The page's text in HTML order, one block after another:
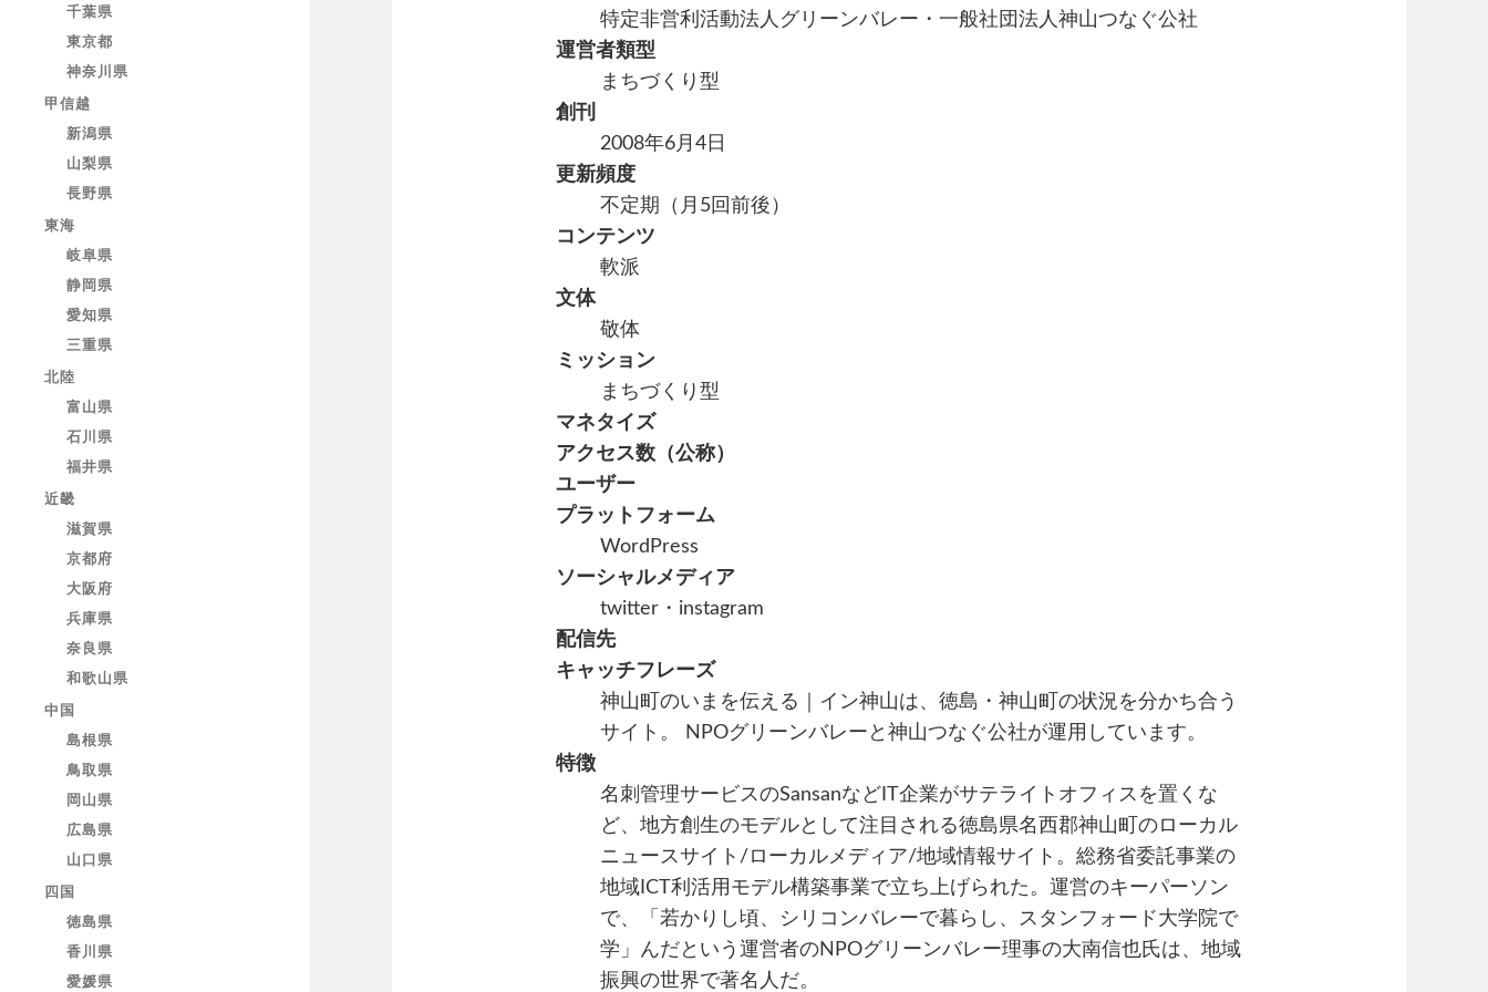
千葉県
東京都
神奈川県
甲信越
新潟県
山梨県
長野県
東海
岐阜県
静岡県
愛知県
三重県
北陸
富山県
石川県
福井県
近畿
滋賀県
京都府
大阪府
兵庫県
奈良県
和歌山県
中国
島根県
鳥取県
岡山県
広島県
山口県
四国
徳島県
香川県
愛媛県
特定非営利活動法人グリーンバレー・一般社団法人神山つなぐ公社
運営者類型
まちづくり型
創刊
2008年6月4日
更新頻度
不定期（月5回前後）
コンテンツ
軟派
文体
敬体
ミッション
まちづくり型
マネタイズ
アクセス数（公称）
ユーザー
プラットフォーム
WordPress
ソーシャルメディア
twitter・instagram
配信先
キャッチフレーズ
神山町のいまを伝える｜イン神山は、徳島・神山町の状況を分かち合う
サイト。 NPOグリーンバレーと神山つなぐ公社が運用しています。
特徴
名刺管理サービスのSansanなどIT企業がサテライトオフィスを置くな
ど、地方創生のモデルとして注目される徳島県名西郡神山町のローカル
ニュースサイト/ローカルメディア/地域情報サイト。総務省委託事業の
地域ICT利活用モデル構築事業で立ち上げられた。運営のキーパーソン
で、「若かりし頃、シリコンバレーで暮らし、スタンフォード大学院で
学」んだという運営者のNPOグリーンバレー理事の大南信也氏は、地域
振興の世界で著名人だ。